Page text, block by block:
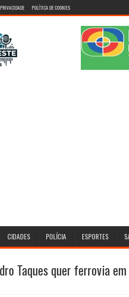
POLÍTICA DE COOKIES
CIDADES POLÍCIA ESPORTES
Taques quer ferrovia